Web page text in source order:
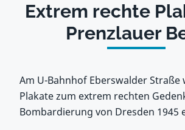
Extrem rechte
Prenzlauer
Am U-Bahnhof Eberswalder Straße
Plakate zum extrem rechten
Bombardierung von Dresden 1945